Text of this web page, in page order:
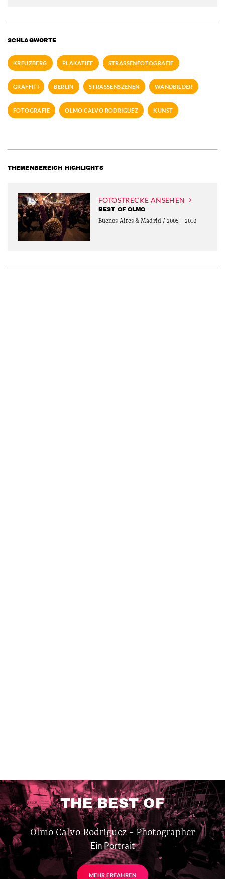
SCHLAGWORTE
KREUZBERG PLAKATIEF STRASSENFOTOGRAFIE
GRAFFITI BERLIN STRASSENSZENEN WANDBILDER
FOTOGRAFIE OLMO CALVO RODRIGUEZ KUNST
THEMENBEREICH HIGHLIGHTS
FOTOSTRECKE ANSEHEN
BEST OF OLMO
Buenos Aires & Madrid / 2005 - 2010
THE BEST OF
Olmo Calvo Rodriguez - Photographer
Ein Portrait
MEHR ERFAHREN